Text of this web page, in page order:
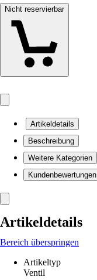
Nicht reservierbar
Artikeldetails
Beschreibung
Weitere Kategorien
Kundenbewertungen
Artikeldetails
Bereich überspringen
Artikeltyp
Ventil